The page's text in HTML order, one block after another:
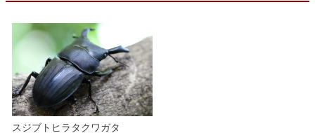
スジブトヒラタクワガタ